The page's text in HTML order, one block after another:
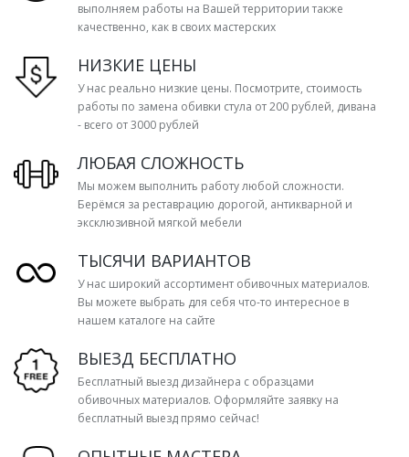
выполняем работы на Вашей территории также
качественно, как в своих мастерских
НИЗКИЕ ЦЕНЫ
У нас реально низкие цены. Посмотрите, стоимость
работы по замена обивки стула от 200 рублей, дивана
- всего от 3000 рублей
ЛЮБАЯ СЛОЖНОСТЬ
Мы можем выполнить работу любой сложности.
Берёмся за реставрацию дорогой, антикварной и
эксклюзивной мягкой мебели
ТЫСЯЧИ ВАРИАНТОВ
У нас широкий ассортимент обивочных материалов.
Вы можете выбрать для себя что-то интересное в
нашем каталоге на сайте
ВЫЕЗД БЕСПЛАТНО
Бесплатный выезд дизайнера с образцами
обивочных материалов. Оформляйте заявку на
бесплатный выезд прямо сейчас!